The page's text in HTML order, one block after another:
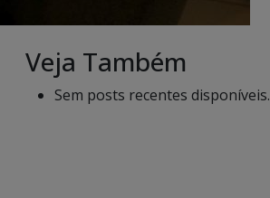
Veja Também
Sem posts recentes disponíveis.